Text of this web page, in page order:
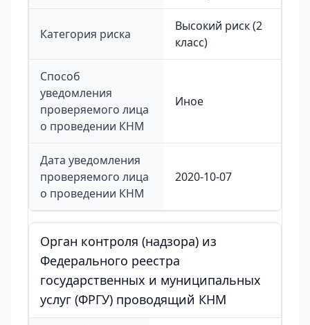
Категория риска
Высокий риск (2
класс)
Способ
уведомления
проверяемого лица
о проведении КНМ
Иное
Дата уведомления
проверяемого лица
о проведении КНМ
2020-10-07
Орган контроля (надзора) из
Федерального реестра
государственных и муниципальных
услуг (ФРГУ) проводящий КНМ